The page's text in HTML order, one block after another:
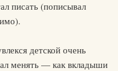
писать (пописывал
детской очень
менять — как вкладыши